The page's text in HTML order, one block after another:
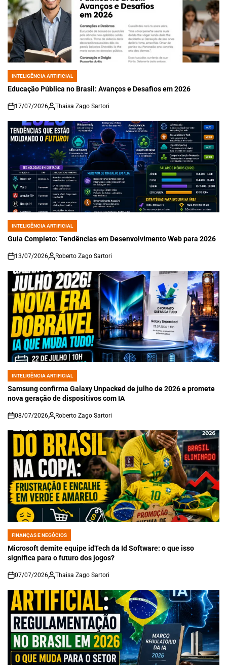
POSTED
IN
INTELIGÊNCIA ARTIFICIAL
Educação Pública no Brasil: Avanços e Desafios em 2026
on
17/07/2026 Thaisa Zago Sartori
POSTED
IN
INTELIGÊNCIA ARTIFICIAL
Guia Completo: Tendências em Desenvolvimento Web para 2026
on
13/07/2026 Roberto Zago Sartori
POSTED
IN
INTELIGÊNCIA ARTIFICIAL
Samsung confirma Galaxy Unpacked de julho de 2026 e promete
nova geração de dispositivos com IA
on
08/07/2026 Roberto Zago Sartori
POSTED
IN
FINANÇAS E NEGÓCIOS
Microsoft demite equipe idTech da Id Software: o que isso
significa para o futuro dos jogos?
on
07/07/2026 Thaisa Zago Sartori